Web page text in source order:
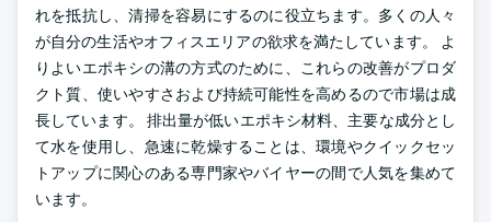
れを抵抗し、清掃を容易にするのに役立ちます。多くの人々
が自分の生活やオフィスエリアの欲求を満たしています。 よ
りよいエポキシの溝の方式のために、これらの改善がプロダ
クト質、使いやすさおよび持続可能性を高めるので市場は成
長しています。 排出量が低いエポキシ材料、主要な成分とし
て水を使用し、急速に乾燥することは、環境やクイックセッ
トアップに関心のある専門家やバイヤーの間で人気を集めて
います。